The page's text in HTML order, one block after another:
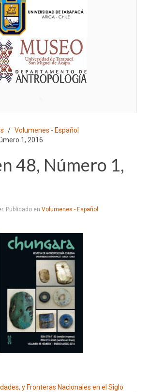
Volumenes - Español
1, 2016
48, Número 1,
Publicado en Volumenes - Español
y Fronteras Nacionales en el Siglo